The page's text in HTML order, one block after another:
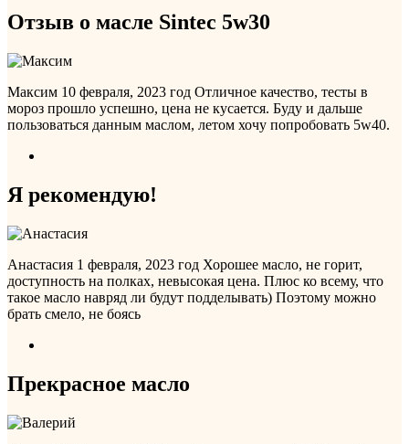
Отзыв о масле Sintec 5w30
Максим 10 февраля, 2023 год Отличное качество, тесты в
мороз прошло успешно, цена не кусается. Буду и дальше
пользоваться данным маслом, летом хочу попробовать 5w40.
Я рекомендую!
Анастасия 1 февраля, 2023 год Хорошее масло, не горит,
доступность на полках, невысокая цена. Плюс ко всему, что
такое масло навряд ли будут подделывать) Поэтому можно
брать смело, не боясь
Прекрасное масло